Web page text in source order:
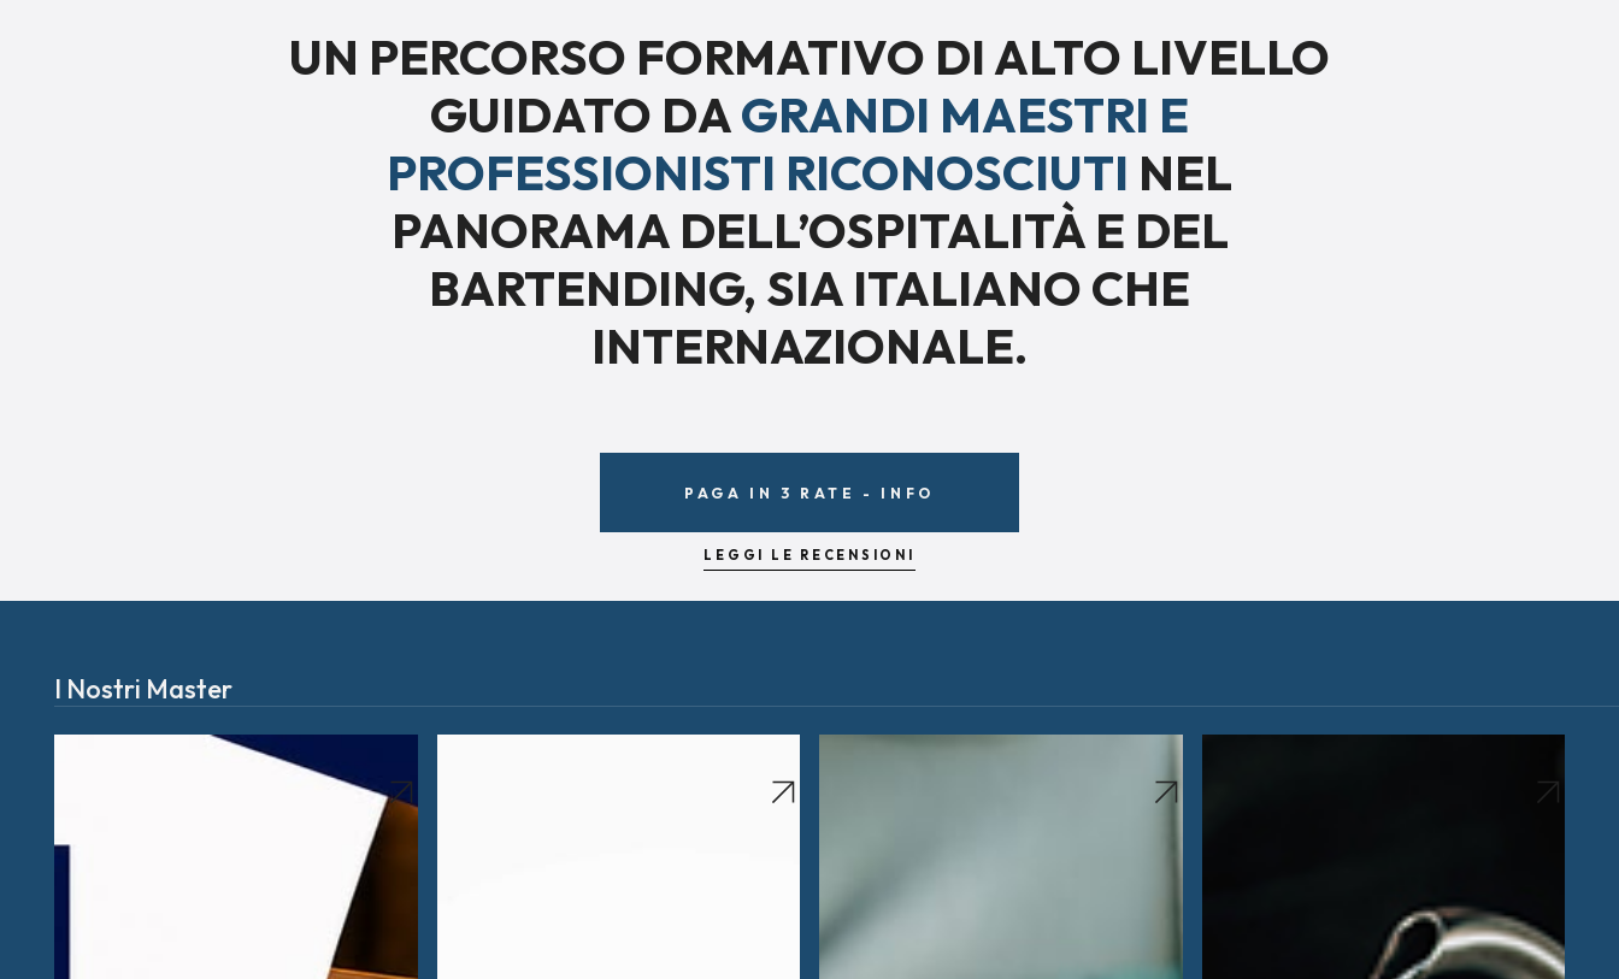
UN PERCORSO FORMATIVO DI ALTO LIVELLO
GUIDATO DAGRANDI MAESTRI E
PROFESSIONISTI RICONOSCIUTI NEL
PANORAMA DELL’OSPITALITÀ E DEL
BARTENDING, SIA ITALIANO CHE
INTERNAZIONALE.
PAGA IN 3 RATE - INFO
LEGGI LE RECENSIONI
I Nostri Master